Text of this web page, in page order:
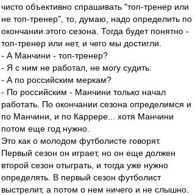
чисто объективно спрашивать "топ-тренер или
не топ-тренер", то, думаю, надо определить по
окончании этого сезона. Тогда будет понятно -
топ-тренер или нет, и чего мы достигли.
- А Манчини - топ-тренер?
- Я с ним не работал, не могу судить.
- А по российским меркам?
- По российским - Манчини только начал
работать. По окончании сезона определимся и
по Манчини, и по Каррере... хотя Манчини
потом еще год нужно.
Это как о молодом футболисте говорят.
Первый сезон он играет, но он еще должен
второй сезон отыграть, и тогда уже нужно
определять. В первый сезон футболист
выстрелит, а потом о нем ничего и не слышно.